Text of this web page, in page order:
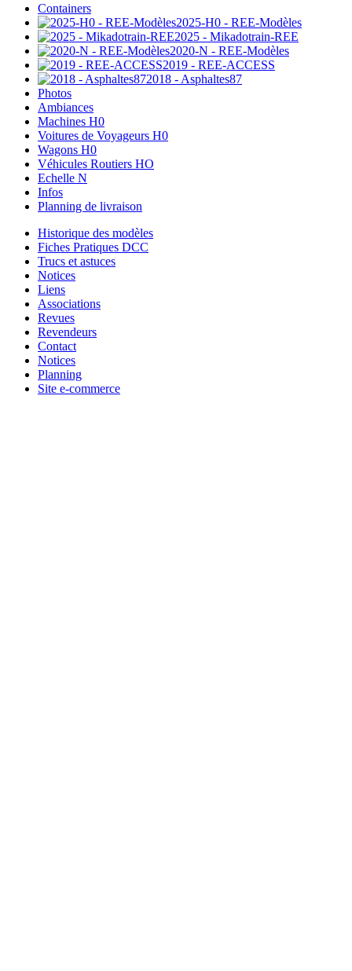
Containers
2025-H0 - REE-Modèles
2025 - Mikadotrain-REE
2020-N - REE-Modèles
2019 - REE-ACCESS
2018 - Asphaltes87
Photos
Ambiances
Machines H0
Voitures de Voyageurs H0
Wagons H0
Véhicules Routiers HO
Echelle N
Infos
Planning de livraison
Historique des modèles
Fiches Pratiques DCC
Trucs et astuces
Notices
Liens
Associations
Revues
Revendeurs
Contact
Notices
Planning
Site e-commerce